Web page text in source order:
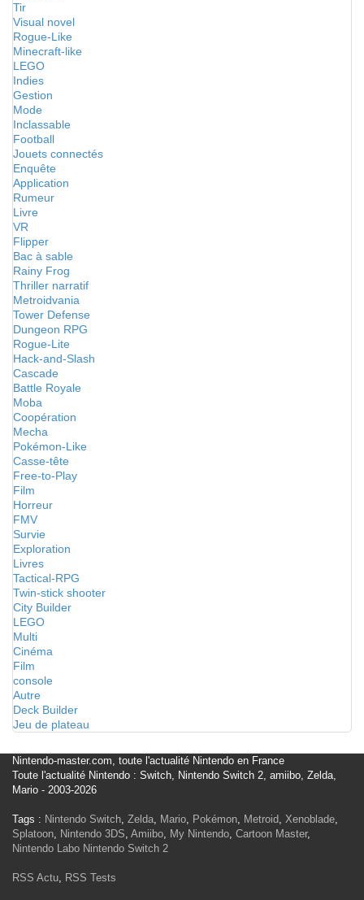
Tir
Visual novel
Rogue-Like
Minecraft-like
LEGO
Indies
Gestion
Mode
Inclassable
Football
Jouets connectés
Enquête
Application
Rumeur
Livre
VR
Flipper
Bac à sable
Rainy Frog
Thriller narratif
Metroidvania
Tower Defense
Dungeon RPG
Rogue-Lite
Hack-and-Slash
Cascade
Battle Royale
Moba
Coopération
Mecha
Pokémon-Like
Casse-tête
Free-to-Play
Film
Horreur
FMV
Survie
Exploration
Livres
Tactical-RPG
Twin-stick shooter
City Builder
LEGO
Multi
Cinéma
Film
console
Autre
Deck Builder
Jeu de plateau
Nintendo-master.com, toute l'actualité Nintendo en France
Toute l'actualité Nintendo : Switch, Nintendo Switch 2, amiibo, Zelda,
Mario - 2003-2026
Tags : Nintendo Switch, Zelda, Mario, Pokémon, Metroid, Xenoblade,
Splatoon, Nintendo 3DS, Amiibo, My Nintendo, Cartoon Master,
Nintendo Labo Nintendo Switch 2
RSS Actu, RSS Tests